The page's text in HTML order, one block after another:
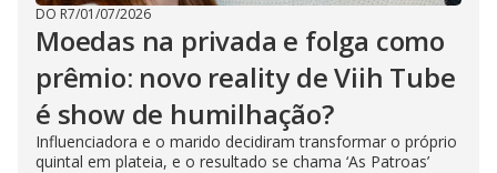
DO R7/01/07/2026
Moedas na privada e folga como
prêmio: novo reality de Viih Tube
é show de humilhação?
Influenciadora e o marido decidiram transformar o próprio
quintal em plateia, e o resultado se chama ‘As Patroas’